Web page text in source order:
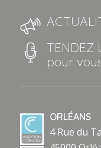
TENDEZ
pour
ORLÉANS
4 Rue du